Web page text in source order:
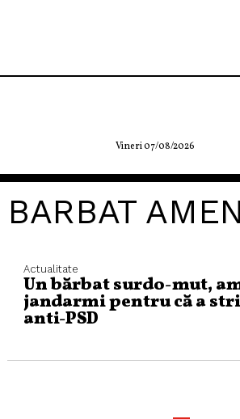
Vineri 07/08/2026
BARBAT
Actualitate
Un bărbat surdo-mut,
jandarmi pentru că a
anti-PSD